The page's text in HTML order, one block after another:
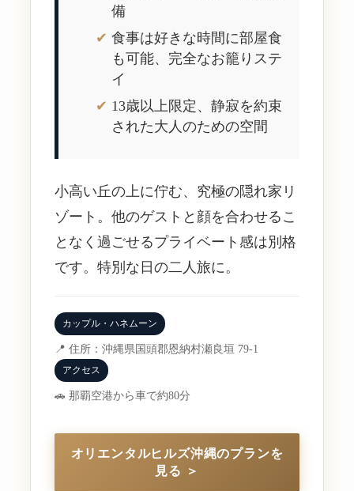
備
食事は好きな時間に部屋食
も可能、完全なお籠りステ
イ
13歳以上限定、静寂を約束
された大人のための空間
小高い丘の上に佇む、究極の隠れ家リ
ゾート。他のゲストと顔を合わせるこ
となく過ごせるプライベート感は別格
です。特別な日の二人旅に。
カップル・ハネムーン
📍 住所：沖縄県国頭郡恩納村瀬良垣 79-1
アクセス
🚗 那覇空港から車で約80分
オリエンタルヒルズ沖縄のプランを
見る ＞